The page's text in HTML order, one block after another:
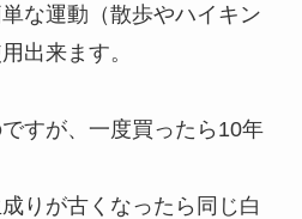
な運動（散歩やハイキン
出来ます。
すが、一度買ったら10年
りが古くなったら同じ白